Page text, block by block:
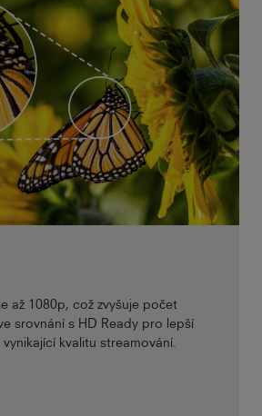
až 1080p, což zvyšuje počet
srovnání s HD Ready pro lepší
kvalitu streamování.